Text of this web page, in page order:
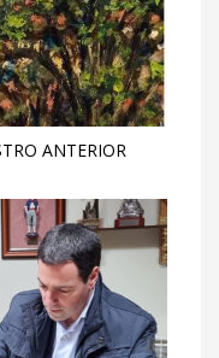
ANTERIOR